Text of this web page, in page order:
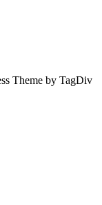
Theme by TagDiv